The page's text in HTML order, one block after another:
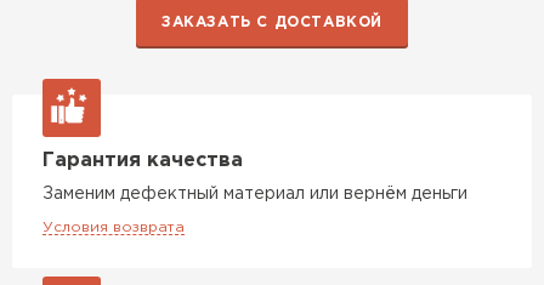
ЗАКАЗАТЬ С ДОСТАВКОЙ
Гарантия качества
Заменим дефектный материал или вернём деньги
Условия возврата